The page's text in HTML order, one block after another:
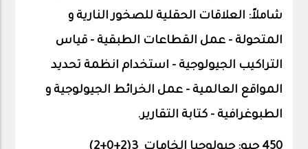
شاملاً: العلاقات الحقلية للصخور النارية و
المتحولة – عمل القطاعات الطبقية – قياس
التراكيب الجيولوجية – استخدام انظمة تحديد
المواقع العالمية – عمل الخرائط الجيولوجية و
الطبوغرافية – كتابة التقارير.